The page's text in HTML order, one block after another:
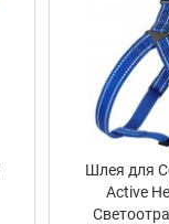
Шлея для
Active